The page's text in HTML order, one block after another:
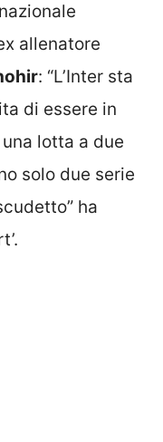
allenatore
: “L’Inter sta
di essere in
lotta a due
solo due serie
ha